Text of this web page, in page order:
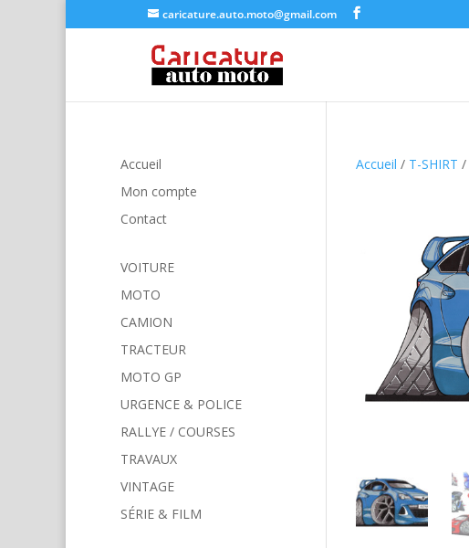
caricature.auto.moto@gmail.com
Accueil / T-SHIRT /
Accueil
Mon compte
Contact
VOITURE
MOTO
CAMION
TRACTEUR
MOTO GP
URGENCE & POLICE
RALLYE / COURSES
TRAVAUX
VINTAGE
SÉRIE & FILM